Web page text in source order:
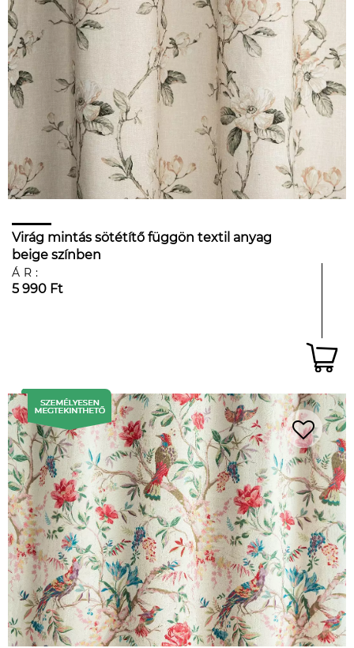
Virág mintás sötétítő függön textil anyag
beige színben
ÁR:
5 990 Ft